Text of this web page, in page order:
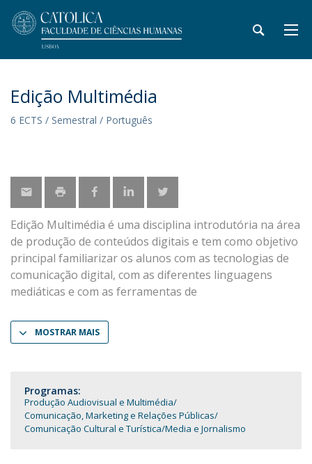
Edição Multimédia
6 ECTS / Semestral / Português
Edição Multimédia é uma disciplina introdutória na área
de produção de conteúdos digitais e tem como objetivo
principal familiarizar os alunos com as tecnologias de
comunicação digital, com as diferentes linguagens
mediáticas e com as ferramentas de
MOSTRAR MAIS
Programas:
Produção Audiovisual e Multimédia
Comunicação, Marketing e Relações Públicas
Comunicação Cultural e Turística Media e Jornalismo